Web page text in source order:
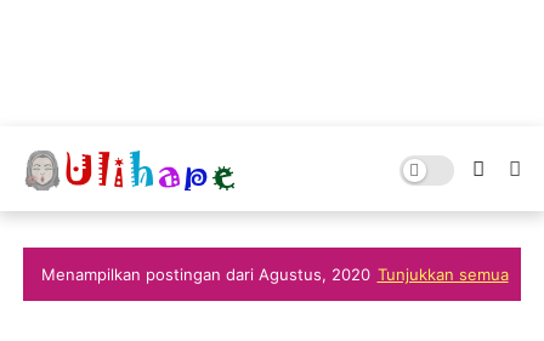
Menampilkan postingan dari Agustus, 2020 Tunjukkan semua